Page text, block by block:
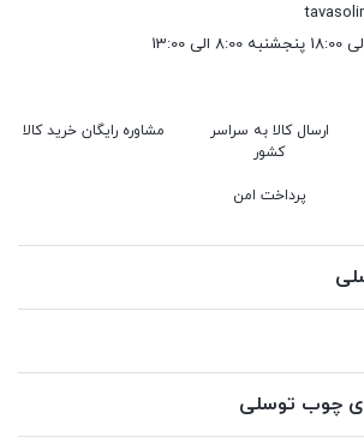
ارسال کالا به سراسر
کشور
مشاوره رایگان خرید کالا
پرداخت امن
چوب توسلی